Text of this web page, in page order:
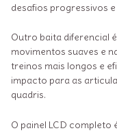
desafios progressivos
Outro baita diferencial
movimentos suaves e
treinos mais longos e
impacto para as
quadris.
O painel LCD